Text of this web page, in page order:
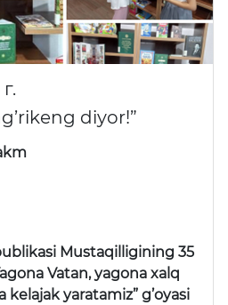
diyor!”
Mustaqilligining 35
Vatan, yagona xalq
kelajak yaratamiz” g’oyasi